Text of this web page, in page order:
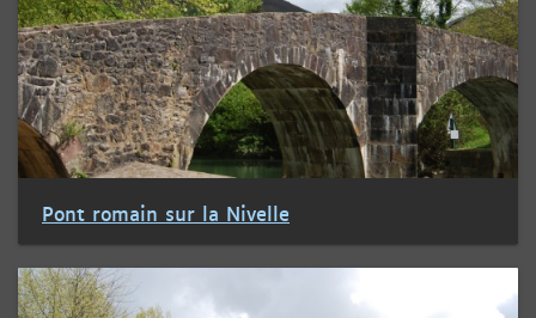
Pont romain sur la Nivelle